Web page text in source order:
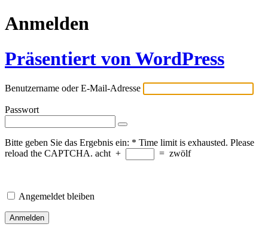
Anmelden
Präsentiert von WordPress
Benutzername oder E-Mail-Adresse
Passwort
Bitte geben Sie das Ergebnis ein: * Time limit is exhausted. Please
reload the CAPTCHA. acht + = zwölf
Angemeldet bleiben